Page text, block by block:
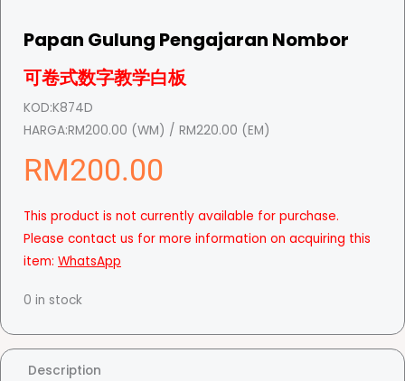
Papan Gulung Pengajaran Nombor
可卷式数字教学白板
KOD:K874D
HARGA:RM200.00 (WM) / RM220.00 (EM)
RM200.00
This product is not currently available for purchase.
Please contact us for more information on acquiring this
item: WhatsApp
0 in stock
Description